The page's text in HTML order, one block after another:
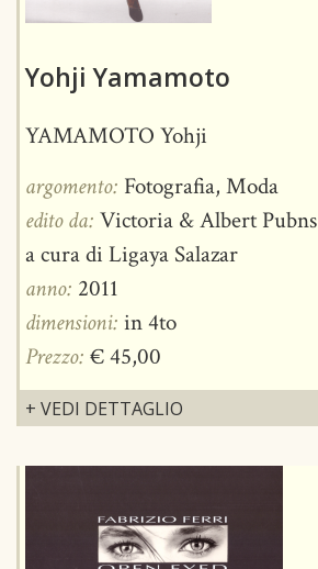
Yohji Yamamoto
YAMAMOTO Yohji
argomento: Fotografia, Moda
edito da: Victoria & Albert Pubns
a cura di Ligaya Salazar
anno: 2011
dimensioni: in 4to
Prezzo: € 45,00
+ VEDI DETTAGLIO